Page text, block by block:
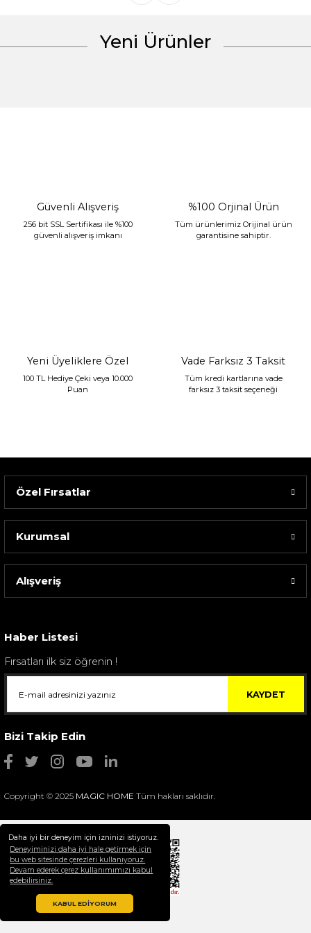
Daha iyi bir deneyim için izninizi istiyoruz.
Deneyiminizi daha iyi hale getirmek için
bu web sitesinde çerezleri kullanıyoruz.
Devam ederek çerez kullanımımızı kabul
edebilirsiniz.
KABUL EDİYORUM
Yeni Ürünler
Sarev Elfıda Flanel Nevresim Takımı Çift Kişili...
Selim Dekor Chain 15x20 Çerçeve Vizon
1.595,00 TL
Güvenli Alışveriş
256 bit SSL Sertifikası ile %100
güvenli alışveriş imkanı
%100 Orjinal Ürün
Tüm ürünlerimiz Orijinal ürün
garantisine sahiptir.
Yeni Üyeliklere Özel
100 TL Hediye Çeki veya 10.000
Puan
Vade Farksız 3 Taksit
Tüm kredi kartlarına vade
farksız 3 taksit seçeneği
Özel Fırsatlar
Kurumsal
Alışveriş
Haber Listesi
Fırsatları ilk siz öğrenin !
KAYDET
Bizi Takip Edin
Copyright © 2025 MAGIC HOME Tüm hakları saklıdır.